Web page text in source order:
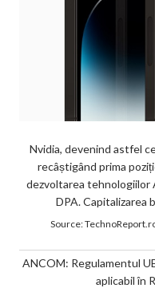
Nvidia, devenind astfel
recâștigând prima
dezvoltarea
DPA. Capitalizarea
Source:
ANCOM: Regulamentul
aplicabil în